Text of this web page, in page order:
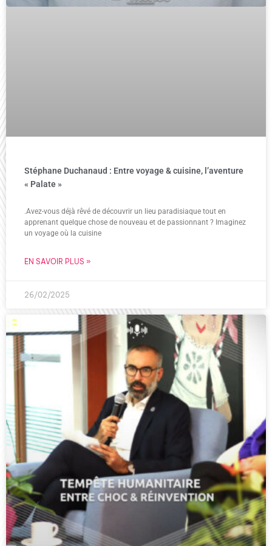
Stéphane Duchanaud : Entre voyage & cuisine, l’aventure
« Palate »
.Avez-vous déjà rêvé de découvrir un lieu paradisiaque tout en
apprenant quelque chose de nouveau et de passionnant ? Imaginez
un voyage où la cuisine
EN SAVOIR PLUS »
26/02/2025